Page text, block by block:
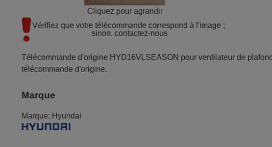
Cliquez pour agrandir
Vérifiez que votre télécommande correspond à l'image ;
sinon, contactez-nous
Télécommande d'origine HYD16VLSEASON pour ventilateur de
télécommande d'origine.
Marque
Marque: Hyundai